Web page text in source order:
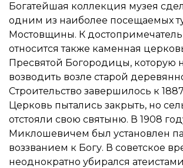
Богатейшая коллекция музея
одним из наиболее посещаемых
Мостовщины. К
относится также каменная
Пресвятой Богородицы, которую
возводить возле старой
Строительство завершилось к
Церковь пытались закрыть, но
отстояли свою святыню. В 1908
Миклошевичем был установлен
воззванием к Богу. В советское
неоднократно убирался